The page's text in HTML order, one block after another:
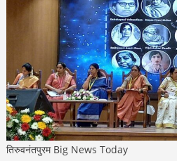
तिरुवनंतपुरम Big News Today